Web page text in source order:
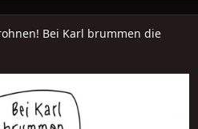
Bei Karl brummen die